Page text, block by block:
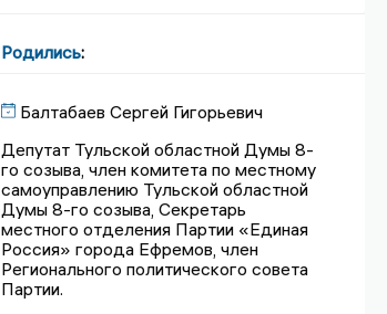
Родились:
Балтабаев Сергей Гигорьевич
Депутат Тульской областной Думы 8-
го созыва, член комитета по местному
самоуправлению Тульской областной
Думы 8-го созыва, Секретарь
местного отделения Партии «Единая
Россия» города Ефремов, член
Регионального политического совета
Партии.